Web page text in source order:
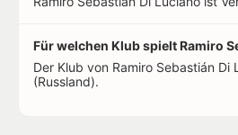
Für welchen Klub spielt Ramiro
Der Klub von Ramiro Sebastián Di
(Russland).